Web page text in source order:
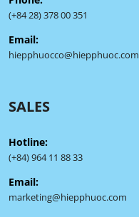
(+84 28) 378 00 351
Email:
hiepphuocco@hiepphuoc.com
SALES
Hotline:
(+84) 964 11 88 33
Email:
marketing@hiepphuoc.com